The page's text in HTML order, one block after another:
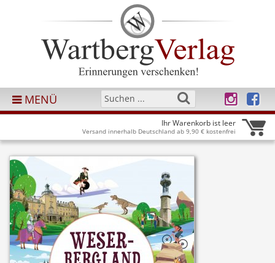
MENÜ
Ihr Warenkorb ist leer
Versand innerhalb Deutschland ab 9,90 € kostenfrei